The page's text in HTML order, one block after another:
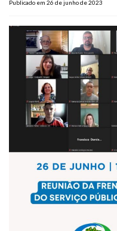
Publicado em 26 de junho de 2023
Assistência Funeral
Pós-graduação
FacebookInstagramTwitter